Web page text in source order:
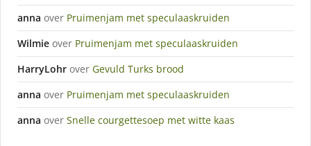
anna over Pruimenjam met speculaaskruiden
Wilmie over Pruimenjam met speculaaskruiden
HarryLohr over Gevuld Turks brood
anna over Pruimenjam met speculaaskruiden
anna over Snelle courgettesoep met witte kaas